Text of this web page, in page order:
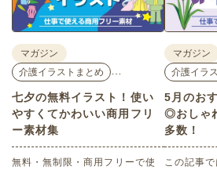
い。
マガジン
介護イラストまとめ
…
七夕の無料イラスト！使い
やすくてかわいい商用フリ
ー素材集
無料・無制限・商用フリーで使
マガジン
介護イラ
5月のお
◎おしゃ
多数！
この記事